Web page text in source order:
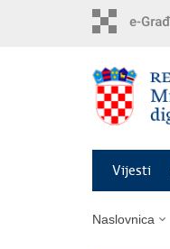
Vijesti
Naslovnica